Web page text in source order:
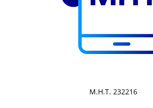
Μ.Η.Τ. 232216